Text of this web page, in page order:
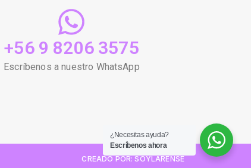
+56 9 8206 3575
Escríbenos a nuestro WhatsApp
CREADO POR: SOYLARENSE
¿Necesitas ayuda?
Escríbenos ahora